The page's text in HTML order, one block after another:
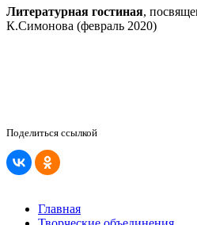
Литературная гостиная,
К.Симонова (февраль 2020)
Поделиться ссылкой
Главная